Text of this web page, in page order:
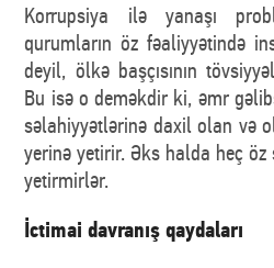
Korrupsiya ilə yanaşı
qurumların öz fəaliyyətində
deyil, ölkə başçısının
Bu isə o deməkdir ki, əmr
səlahiyyətlərinə daxil olan və
yerinə yetirir. Əks halda heç
yetirmirlər.
İctimai davranış qaydaları